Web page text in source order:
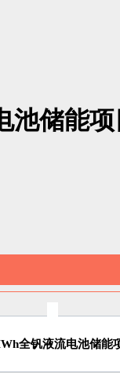
储能
全钒液流电池储能